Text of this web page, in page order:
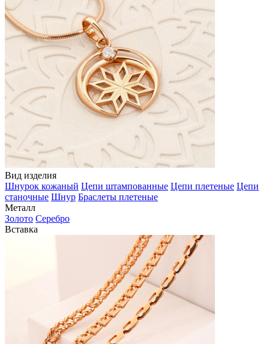
Вид изделия
Шнурок кожаный Цепи штампованные Цепи плетеные Цепи
станочные Шнур Браслеты плетеные
Металл
Золото Серебро
Вставка